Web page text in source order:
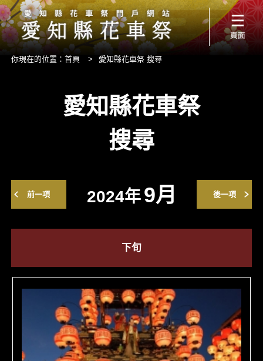
你現在的位置： 首頁 > 愛知縣花車祭 搜尋
愛知縣花車祭
搜尋
前一項 後一項
2024年 9月
下旬